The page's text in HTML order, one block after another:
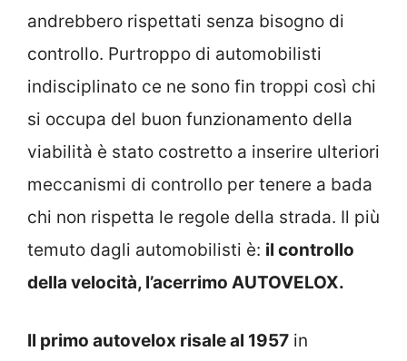
andrebbero rispettati senza bisogno di
controllo. Purtroppo di automobilisti
indisciplinato ce ne sono fin troppi così chi
si occupa del buon funzionamento della
viabilità è stato costretto a inserire ulteriori
meccanismi di controllo per tenere a bada
chi non rispetta le regole della strada. Il più
temuto dagli automobilisti è: il controllo
della velocità, l’acerrimo AUTOVELOX.
Il primo autovelox risale al 1957 in